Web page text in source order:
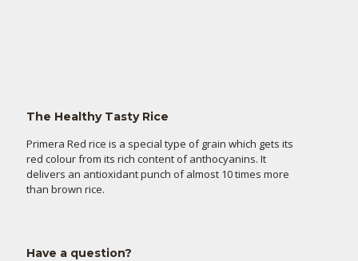
The Healthy Tasty Rice
Primera Red rice is a special type of grain which gets its
red colour from its rich content of anthocyanins. It
delivers an antioxidant punch of almost 10 times more
than brown rice.
Have a question?